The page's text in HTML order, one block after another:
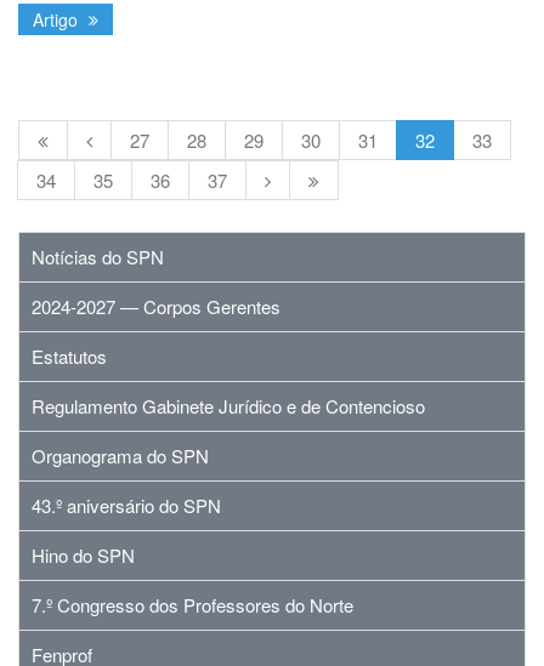
Artigo
27 28 29 30 31 32
33
34
35 36 37
Notícias do SPN
2024-2027 — Corpos Gerentes
Estatutos
Regulamento Gabinete Jurídico e de Contencioso
Organograma do SPN
43.º aniversário do SPN
Hino do SPN
7.º Congresso dos Professores do Norte
Fenprof